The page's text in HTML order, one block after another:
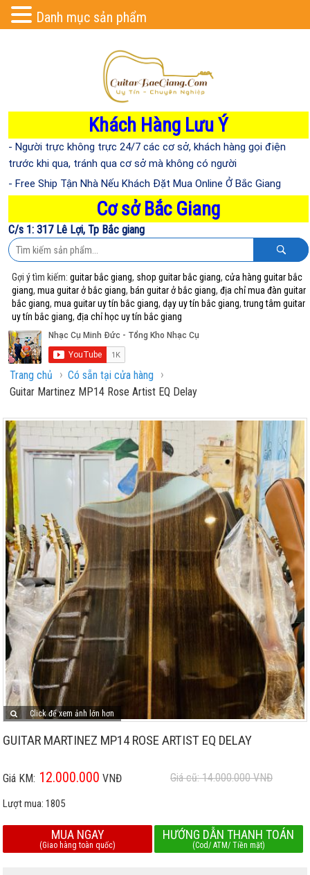
Khách Hàng Lưu Ý
- Người trực không trực 24/7 các cơ sở, khách hàng gọi điện
trước khi qua, tránh qua cơ sở mà không có người
- Free Ship Tận Nhà Nếu Khách Đặt Mua Online Ở Bắc Giang
Cơ sở Bắc Giang
C/s 1: 317 Lê Lợi, Tp Bắc giang
Gợi ý tìm kiếm:guitar bắc giang, shop guitar bắc giang,cửa hàng guitar bắc
giang,mua guitar ở bắc giang, bán guitar ở bắc giang,địa chỉ mua đàn guitar
bắc giang,mua guitar uy tín bắc giang,dạy uy tín bắc giang,trung tâm guitar
uy tín bắc giang,địa chỉ học uy tín bắc giang
Trang chủ › Có sẵn tại cửa hàng ›
Guitar Martinez MP14 Rose Artist EQ Delay
Click để xem ảnh lớn hơn
GUITAR MARTINEZ MP14 ROSE ARTIST EQ DELAY
Giá KM: 12.000.000 VNĐ Giá cũ: 14.000.000VNĐ
Lượt mua:1805
MUA NGAY
(Giao hàng toàn quốc)
HƯỚNG DẪN THANH TOÁN
(Cod/ ATM/ Tiền mặt)
Danh mục sản phẩm